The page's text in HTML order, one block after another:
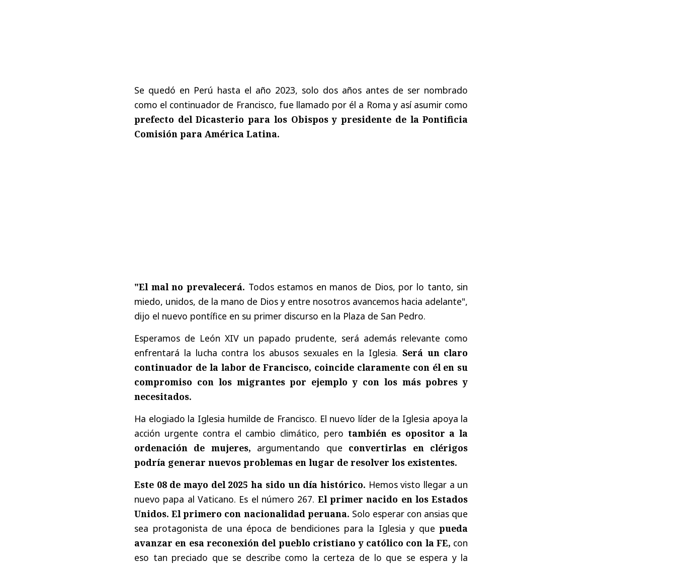
Se quedó en Perú hasta el año 2023, solo dos años antes de ser nombrado
como el continuador de Francisco, fue llamado por él a Roma y así asumir como
prefecto del Dicasterio para los Obispos y presidente de la Pontificia
Comisión para América Latina.
"El mal no prevalecerá. Todos estamos en manos de Dios, por lo tanto, sin
miedo, unidos, de la mano de Dios y entre nosotros avancemos hacia adelante",
dijo el nuevo pontífice en su primer discurso en la Plaza de San Pedro.
Esperamos de León XIV un papado prudente, será además relevante como
enfrentará la lucha contra los abusos sexuales en la Iglesia. Será un claro
continuador de la labor de Francisco, coincide claramente con él en su
compromiso con los migrantes por ejemplo y con los más pobres y
necesitados.
Ha elogiado la Iglesia humilde de Francisco. El nuevo líder de la Iglesia apoya la
acción urgente contra el cambio climático, pero también es opositor a la
ordenación de mujeres, argumentando que convertirlas en clérigos
podría generar nuevos problemas en lugar de resolver los existentes.
Este 08 de mayo del 2025 ha sido un día histórico. Hemos visto llegar a un
nuevo papa al Vaticano. Es el número 267. El primer nacido en los Estados
Unidos. El primero con nacionalidad peruana. Solo esperar con ansias que
sea protagonista de una época de bendiciones para la Iglesia y quepueda
avanzar en esa reconexión del pueblo cristiano y católico con la FE, con
eso tan preciado que se describe como la certeza de lo que se espera y la